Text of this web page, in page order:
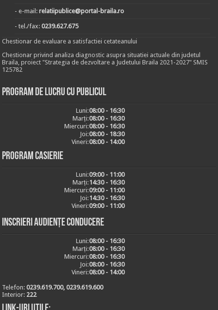
- e-mail:relatiipublice@portal-braila.ro
- tel./fax:0239.627.675
Chestionar de evaluare a satisfactiei cetateanului
Chestionar privind analiza diagnostic asupra situatiei actuale din judetul
Braila, proiect "Strategia de dezvoltare a Judetului Braila 2021-2027" SMIS
125782
Program de lucru cu publicul
Luni:08:00 - 16:30
Marți:08:00 - 16:30
Miercuri:08:00 - 16:30
Joi:08:00 - 18:30
Vineri:08:00 - 14:00
Program casierie
Luni:09:00 - 11:00
Marți:14:30 - 16:30
Miercuri:09:00 - 11:00
Joi:14:30 - 16:30
Vineri:09:00 - 11:00
Inscrieri audiențe conducere
Luni:08:00 - 16:30
Marți:08:00 - 16:30
Miercuri:08:00 - 16:30
Joi:08:00 - 16:30
Vineri:08:00 - 14:00
Telefon:0239.619.700, 0239.619.600
Interior: 222